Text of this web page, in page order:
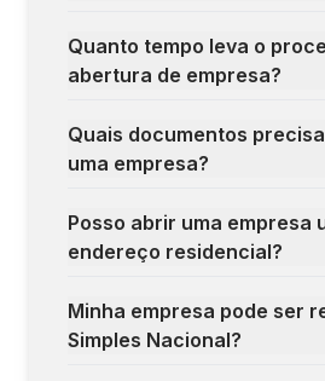
Quanto tempo leva o
abertura de empresa?
Quais documentos
uma empresa?
Posso abrir uma empresa
endereço residencial?
Minha empresa pode ser
Simples Nacional?